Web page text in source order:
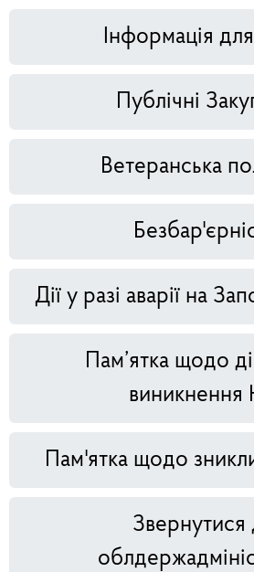
Інформація
Публічні
Ветеранська
Дії у разі аварії на
Пам’ятка щодо
Пам'ятка щодо
Звернутися